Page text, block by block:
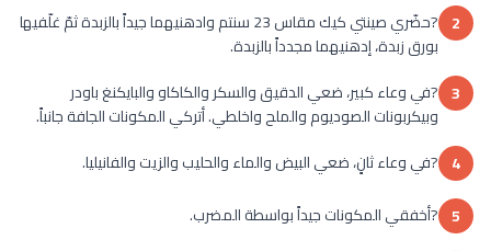
2
?حضّري صينتي كيك مقاس 23 سنتم وادهنيهما جيداً بالزبدة ثمّ غلّفيها
بورق زبدة، إدهنيهما مجدداً بالزبدة.
3 ?في وعاء كبير، ضعي الدقيق والسكر والكاكاو والبايكنغ باودر
وبيكربونات الصوديوم والملح واخلطي. أتركي المكونات الجافة جانباً.
4 ?في وعاء ثانٍ، ضعي البيض والماء والحليب والزيت والفانيليا.
5 ?أخفقي المكونات جيداً بواسطة المضرب.